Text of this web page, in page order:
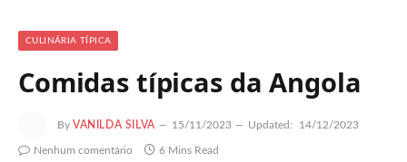
CULINÁRIA TÍPICA
Comidas típicas da Angola
By VANILDA SILVA 15/11/2023 Updated: 14/12/2023
Nenhum comentário 6 Mins Read